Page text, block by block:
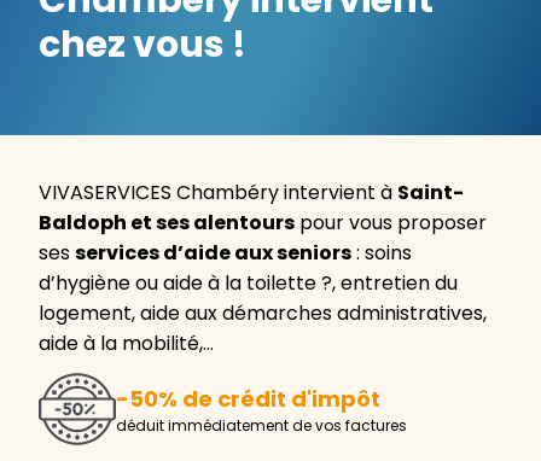
chez vous !
VIVASERVICES Chambéry intervient à Saint-
Baldoph et ses alentours pour vous proposer
sesservices d’aide aux seniors: soins
d’hygiène ou aide à la toilette ?, entretien du
logement, aide aux démarches administratives,
aide à la mobilité,…
-50% de crédit d'impôt
déduit immédiatement de vos factures